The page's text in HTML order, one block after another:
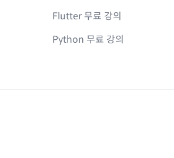
Flutter 무료 강의
Python 무료 강의